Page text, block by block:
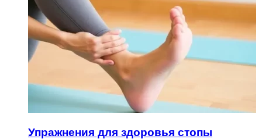
Упражнения для здоровья стопы